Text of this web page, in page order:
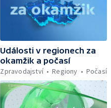
Události v regionech za
okamžik a počasí
Zpravodajství
Regiony Počasí